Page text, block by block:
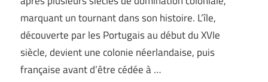
marquant un tournant dans son histoire. L’île,
découverte par les Portugais au début du XVIe
siècle, devient une colonie néerlandaise, puis
française avant d’être cédée à …